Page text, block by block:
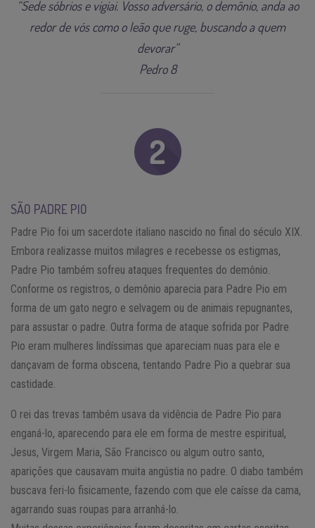
“Sede sóbrios e vigiai. Vosso adversário, o demônio, anda ao
redor de vós como o leão que ruge, buscando a quem
devorar”
Pedro 8
SÃO PADRE PIO
Padre Pio foi um sacerdote italiano nascido no final do século XIX.
Embora realizasse muitos milagres e recebesse os estigmas,
Padre Pio também sofreu ataques frequentes do demônio.
Conforme os registros, o demônio aparecia para Padre Pio em
forma de um gato negro e selvagem ou de animais repugnantes,
para assustar o padre. Outra forma de ataque sofrida por Padre
Pio eram mulheres lindíssimas que apareciam nuas para ele e
dançavam de forma obscena, tentando Padre Pio a quebrar sua
castidade.
O rei das trevas também usava da vidência de Padre Pio para
enganá-lo, aparecendo para ele em forma de mestre espiritual,
Jesus, Virgem Maria, São Francisco ou algum outro santo,
aparições que causavam muita angústia no padre. O diabo também
buscava feri-lo fisicamente, fazendo com que ele caísse da cama,
agarrando suas roupas para arranhá-lo.